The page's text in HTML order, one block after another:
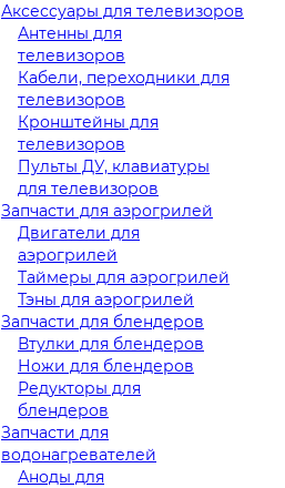
Аксессуары для телевизоров
Антенны для
телевизоров
Кабели, переходники для
телевизоров
Кронштейны для
телевизоров
Пульты ДУ, клавиатуры
для телевизоров
Запчасти для аэрогрилей
Двигатели для
аэрогрилей
Таймеры для аэрогрилей
Тэны для аэрогрилей
Запчасти для блендеров
Втулки для блендеров
Ножи для блендеров
Редукторы для
блендеров
Запчасти для
водонагревателей
Аноды для